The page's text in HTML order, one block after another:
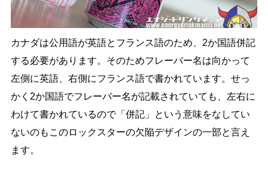
カナダは公用語が英語とフランス語のため、2か国語併記
する必要があります。そのためフレーバー名は向かって
左側に英語、右側にフランス語で書かれています。せっ
かく2か国語でフレーバー名が記載されていても、左右に
わけて書かれているので「併記」という意味をなしてい
ないのもこのロックスターの欠陥デザインの一部と言え
ます。